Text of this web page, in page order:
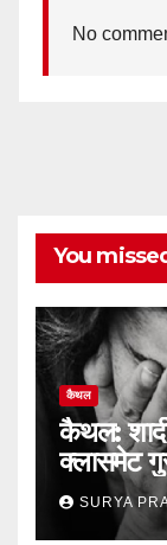
No
You
कैथल
कैथल:
क्लासमेट
SURYA